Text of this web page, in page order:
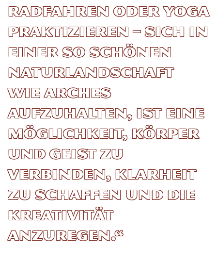
Radfahren oder Yoga
praktizieren – sich in
einer so schönen
Naturlandschaft
wie Arches
aufzuhalten, ist eine
Möglichkeit, Körper
und Geist zu
verbinden, Klarheit
zu schaffen und die
Kreativität
anzuregen.“